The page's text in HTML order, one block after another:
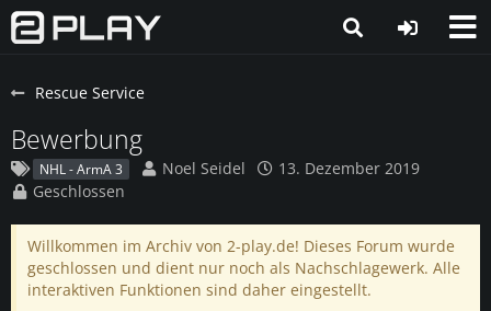
Rescue Service
Bewerbung
NHL - ArmA 3 Noel Seidel
13. Dezember 2019
Geschlossen
Willkommen im Archiv von 2-play.de! Dieses Forum wurde
geschlossen und dient nur noch als Nachschlagewerk. Alle
interaktiven Funktionen sind daher eingestellt.